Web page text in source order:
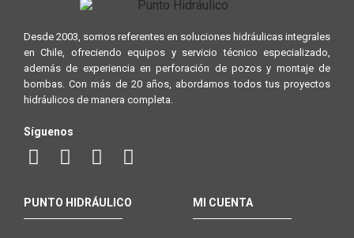
Desde 2003, somos referentes en soluciones hidráulicas integrales
en Chile, ofreciendo equipos y servicio técnico especializado,
además de experiencia en perforación de pozos y montaje de
bombas. Con más de 20 años, abordamos todos tus proyectos
hidráulicos de manera completa.
Síguenos
PUNTO HIDRÁULICO MI CUENTA